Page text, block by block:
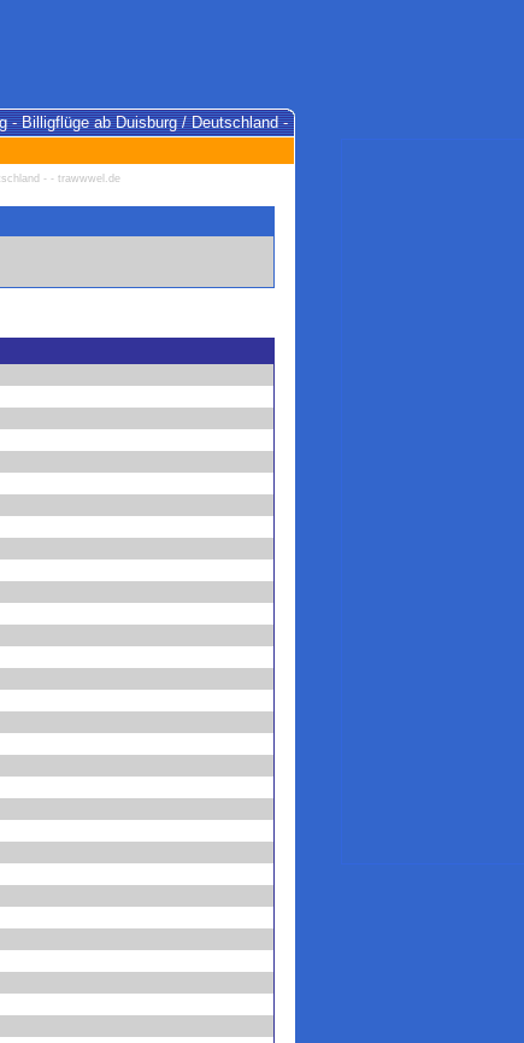
- Billigflüge ab Duisburg / Deutschland -
- - trawwwel.de